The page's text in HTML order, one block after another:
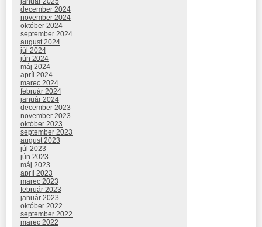
december 2024
november 2024
október 2024
september 2024
august 2024
júl 2024
jún 2024
máj 2024
apríl 2024
marec 2024
február 2024
január 2024
december 2023
november 2023
október 2023
september 2023
august 2023
júl 2023
jún 2023
máj 2023
apríl 2023
marec 2023
február 2023
január 2023
október 2022
september 2022
marec 2022